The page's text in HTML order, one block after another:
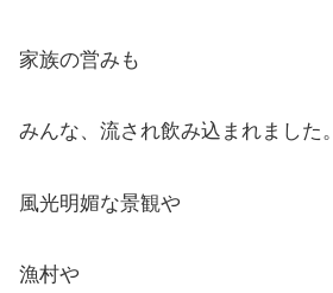
家族の営みも
みんな、流され飲み込まれました。
風光明媚な景観や
漁村や